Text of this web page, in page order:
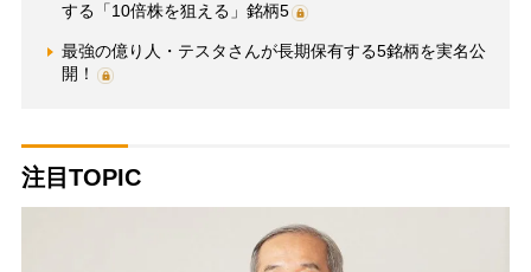
する「10倍株を狙える」銘柄5
最強の億り人・テスタさんが長期保有する5銘柄を実名公
開！
注目TOPIC